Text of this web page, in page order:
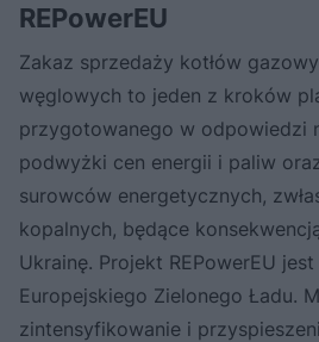
REPowerEU
Zakaz sprzedaży kotłów
węglowych to jeden z kroków
przygotowanego w odpowiedzi
podwyżki cen energii i paliw
surowców energetycznych,
kopalnych, będące
Ukrainę. Projekt REPowerEU
Europejskiego Zielonego Ładu.
zintensyfikowanie i